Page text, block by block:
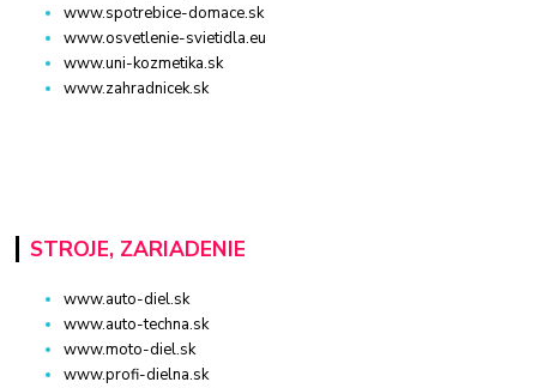
www.spotrebice-domace.sk
www.osvetlenie-svietidla.eu
www.uni-kozmetika.sk
www.zahradnicek.sk
STROJE, ZARIADENIE
www.auto-diel.sk
www.auto-techna.sk
www.moto-diel.sk
www.profi-dielna.sk